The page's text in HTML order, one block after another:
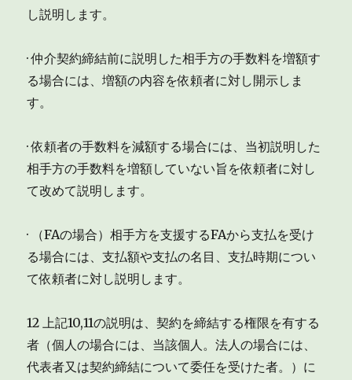
し説明します。
· 仲介契約締結前に説明した相手方の手数料を増額す
る場合には、増額の内容を依頼者に対し開示しま
す。
· 依頼者の手数料を減額する場合には、当初説明した
相手方の手数料を増額していない旨を依頼者に対し
て改めて説明します。
· （FAの場合）相手方を支援するFAから支払を受け
る場合には、支払額や支払の名目、支払時期につい
て依頼者に対し説明します。
12 上記10,11の説明は、契約を締結する権限を有する
者（個人の場合には、当該個人。法人の場合には、
代表者又は契約締結について委任を受けた者。）に